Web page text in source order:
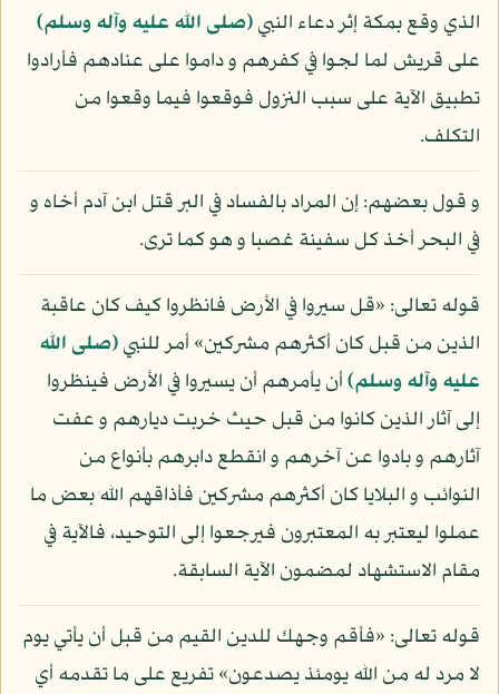
الذي وقع بمكة إثر دعاء النبي(صلى الله عليه وآله وسلم)
على قريش لما لجوا في كفرهم و داموا على عنادهم فأرادوا
تطبيق الآية على سبب النزول فوقعوا فيما وقعوا من
التكلف.
و قول بعضهم: إن المراد بالفساد في البر قتل ابن آدم أخاه و
في البحر أخذ كل سفينة غصبا و هو كما ترى.
قوله تعالى: «قل سيروا في الأرض فانظروا كيف كان عاقبة
الذين من قبل كان أكثرهم مشركين» أمر للنبي(صلى الله
عليه وآله وسلم)أن يأمرهم أن يسيروا في الأرض فينظروا
إلى آثار الذين كانوا من قبل حيث خربت ديارهم و عفت
آثارهم و بادوا عن آخرهم و انقطع دابرهم بأنواع من
النوائب و البلايا كان أكثرهم مشركين فأذاقهم الله بعض ما
عملوا ليعتبر به المعتبرون فيرجعوا إلى التوحيد، فالآية في
مقام الاستشهاد لمضمون الآية السابقة.
قوله تعالى: «فأقم وجهك للدين القيم من قبل أن يأتي يوم
لا مرد له من الله يومئذ يصدعون» تفريع على ما تقدمه أي